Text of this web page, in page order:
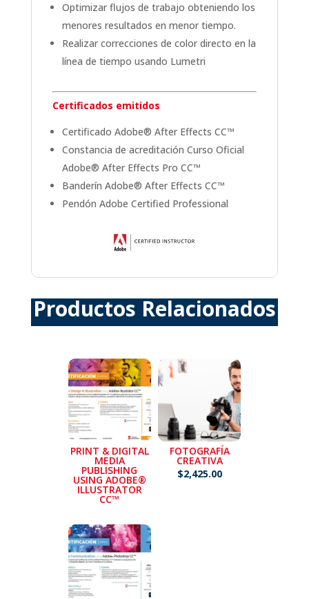
Optimizar flujos de trabajo obteniendo los
menores resultados en menor tiempo.
Realizar correcciones de color directo en la
línea de tiempo usando Lumetri
Certificados emitidos
Certificado Adobe® After Effects CC™
Constancia de acreditación Curso Oficial
Adobe® After Effects Pro CC™
Banderín Adobe® After Effects CC™
Pendón Adobe Certified Professional
Productos Relacionados
PRINT & DIGITAL
MEDIA
PUBLISHING
USING ADOBE®
ILLUSTRATOR
CC™
FOTOGRAFÍA
CREATIVA
$2,425.00